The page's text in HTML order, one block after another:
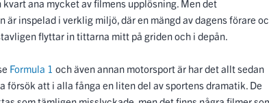
inspelad i verklig miljö, där en mängd av dagens förare och
flyttar in tittarna mitt på griden och i depån.
försök att i alla fånga en liten del av sportens dramatik. De
som tämligen misslyckade, men det finns några filmer som